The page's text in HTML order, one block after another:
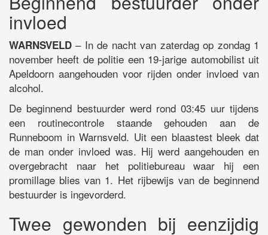
invloed
WARNSVELD– In de nacht van zaterdag op zondag 1
november heeft de politie een 19-jarige automobilist uit
Apeldoorn aangehouden voor rijden onder invloed van
alcohol.
De beginnend bestuurder werd rond 03:45 uur tijdens
een routinecontrole staande gehouden aan de
Runneboom in Warnsveld. Uit een blaastest bleek dat
de man onder invloed was. Hij werd aangehouden en
overgebracht naar het politiebureau waar hij een
promillage blies van 1. Het rijbewijs van de beginnend
bestuurder is ingevorderd.
Twee gewonden bij eenzijdig